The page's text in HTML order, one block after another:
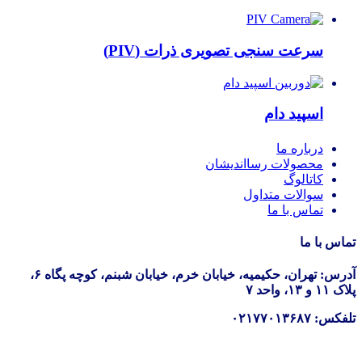
سرعت سنجی تصویری ذرات (PIV)
اسپید دام
درباره ما
محصولات رسااندیشان
کاتالوگ
سوالات متداول
تماس با ما
تماس با ما
آدرس: تهران، حکیمیه، خیابان خرم، خیابان شبنم، کوچه پگاه ۶،
پلاک ۱۱ و ۱۳، واحد ۷
تلفکس: ۰۲۱۷۷۰۱۳۶۸۷